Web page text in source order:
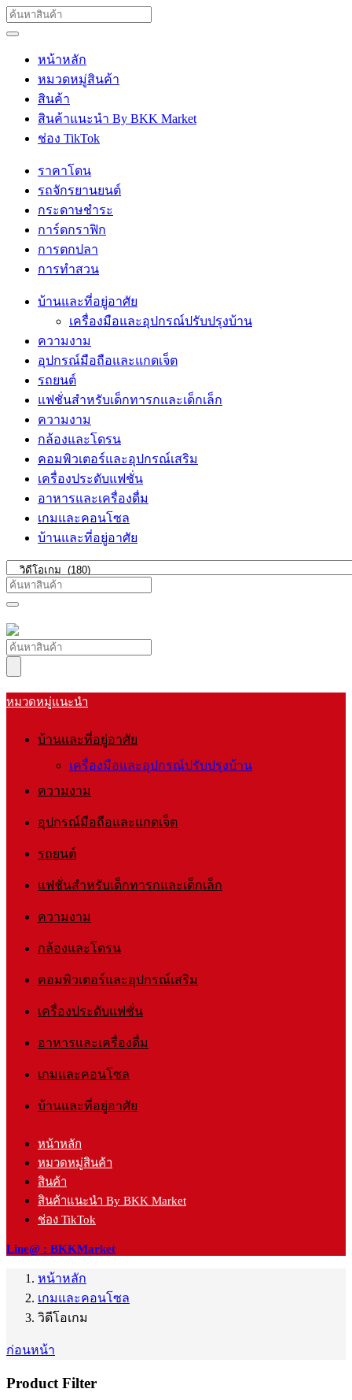
หน้าหลัก
หมวดหมู่สินค้า
สินค้า
สินค้าแนะนำ By BKK Market
ช่อง TikTok
ราคาโดน
รถจักรยานยนต์
กระดาษชำระ
การ์ดกราฟิก
การตกปลา
การทำสวน
บ้านและที่อยู่อาศัย
เครื่องมือและอุปกรณ์ปรับปรุงบ้าน
ความงาม
อุปกรณ์มือถือและแกดเจ็ต
รถยนต์
แฟชั่นสำหรับเด็กทารกและเด็กเล็ก
ความงาม
กล้องและโดรน
คอมพิวเตอร์และอุปกรณ์เสริม
เครื่องประดับแฟชั่น
อาหารและเครื่องดื่ม
เกมและคอนโซล
บ้านและที่อยู่อาศัย
หมวดหมู่แนะนำ
บ้านและที่อยู่อาศัย
เครื่องมือและอุปกรณ์ปรับปรุงบ้าน
ความงาม
อุปกรณ์มือถือและแกดเจ็ต
รถยนต์
แฟชั่นสำหรับเด็กทารกและเด็กเล็ก
ความงาม
กล้องและโดรน
คอมพิวเตอร์และอุปกรณ์เสริม
เครื่องประดับแฟชั่น
อาหารและเครื่องดื่ม
เกมและคอนโซล
บ้านและที่อยู่อาศัย
หน้าหลัก
หมวดหมู่สินค้า
สินค้า
สินค้าแนะนำ By BKK Market
ช่อง TikTok
Line@ : BKKMarket
หน้าหลัก
เกมและคอนโซล
วิดีโอเกม
ก่อนหน้า
Product Filter